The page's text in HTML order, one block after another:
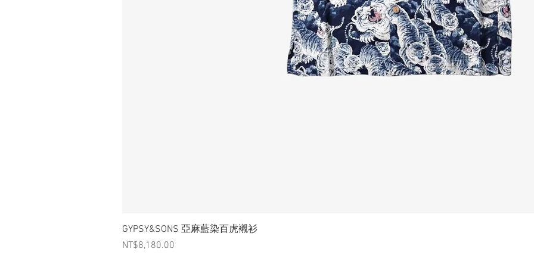
GYPSY&SONS 亞麻藍染百虎襯衫
Price
NT$8,180.00